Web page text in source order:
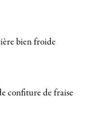
bien froide
confiture de fraise